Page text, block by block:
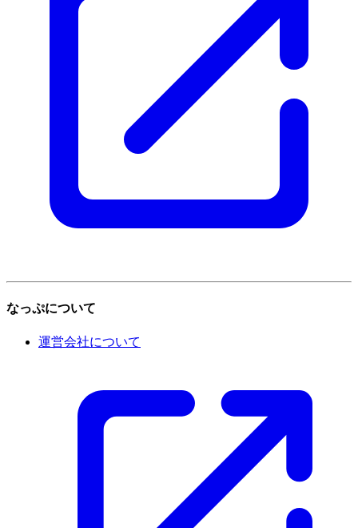
なっぷについて
運営会社について